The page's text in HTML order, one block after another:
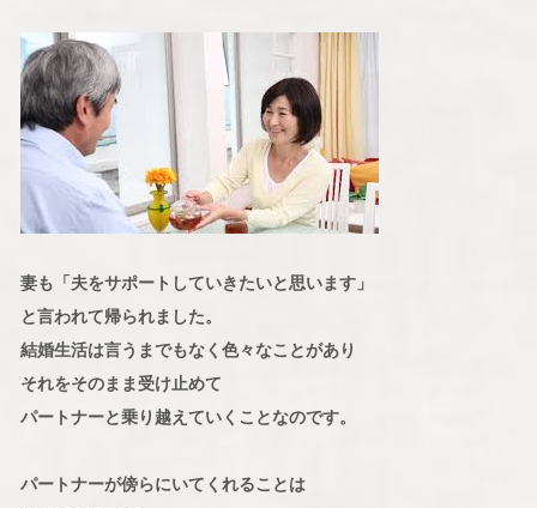
妻も「夫をサポートしていきたいと思います」
と言われて帰られました。
結婚生活は言うまでもなく色々なことがあり
それをそのまま受け止めて
パートナーと乗り越えていくことなのです。
パートナーが傍らにいてくれることは